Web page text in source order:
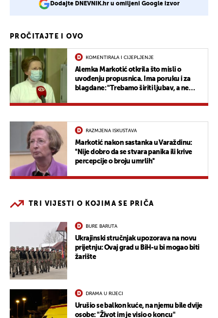
Dodajte DNEVNIK.hr u omiljeni Google izvor
PROČITAJTE I OVO
KOMENTIRALA I CIJEPLJENJE
Alemka Markotić otkrila što misli o
uvođenju propusnica. Ima poruku i za
blagdane: "Trebamo širiti ljubav, a ne
RAZMJENA ISKUSTAVA
Markotić nakon sastanka u Varaždinu:
''Nije dobro da se stvara panika ili krive
percepcije o broju umrlih''
TRI VIJESTI O KOJIMA SE PRIČA
BURE BARUTA
Ukrajinski stručnjak upozorava na novu
prijetnju: Ovaj grad u BiH-u bi mogao biti
žarište
DRAMA U RIJECI
Urušio se balkon kuće, na njemu bile dvije
osobe: "Život im je visio o koncu"